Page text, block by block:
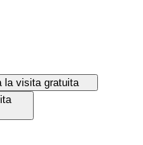
la visita gratuita